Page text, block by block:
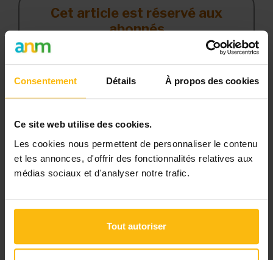
Consentement Détails À propos des cookies
Ce site web utilise des cookies.
Les cookies nous permettent de personnaliser le contenu
et les annonces, d'offrir des fonctionnalités relatives aux
médias sociaux et d'analyser notre trafic.
Tout autoriser
Cet article est réservé aux
abonnés
L’abonnement MonASBL vous donne
un accès complet à des ressources
pratiques et à une expertise actualisée
pour gérer efficacement votre ASBL.
Avec votre abonnement, vous
bénéficiez de :
l’accès libre à l’ensemble des
pratiques régulièrement mis à jour